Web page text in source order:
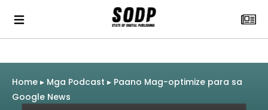
Home ▸ Mga Podcast ▸ Paano Mag-optimize para sa
Google News